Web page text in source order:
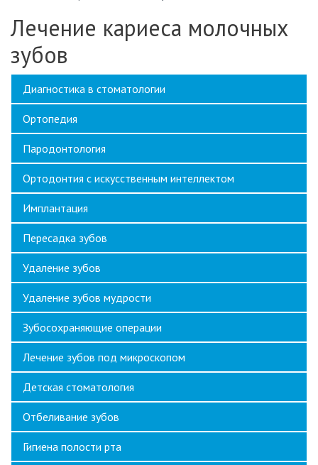
Лечение кариеса молочных
зубов
Диагностика в стоматологии
Ортопедия
Пародонтология
Ортодонтия с искусственным интеллектом
Имплантация
Пересадка зубов
Удаление зубов
Удаление зубов мудрости
Зубосохраняющие операции
Лечение зубов под микроскопом
Детская стоматология
Отбеливание зубов
Гигиена полости рта